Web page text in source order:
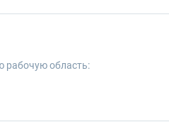
рабочую область: